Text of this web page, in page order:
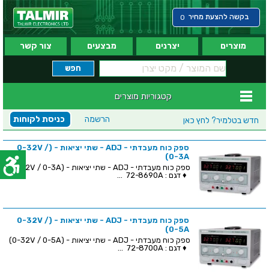
בקשה להצעת מחיר 0
מוצרים יצרנים מבצעים צור קשר
קטגוריות מוצרים
חדש בטלמיר? לחץ כאן כניסת לקוחות הרשמה
ספק כוח מעבדתי - ADJ - שתי יציאות - (0-32V /
0-3A)
ספק כוח מעבדתי - ADJ - שתי יציאות - (0-32V / 0-3A)
♦ דגם : 72-8690A ...
ספק כוח מעבדתי - ADJ - שתי יציאות - (0-32V /
0-5A)
ספק כוח מעבדתי - ADJ - שתי יציאות - (0-32V / 0-5A)
♦ דגם : 72-8700A ...